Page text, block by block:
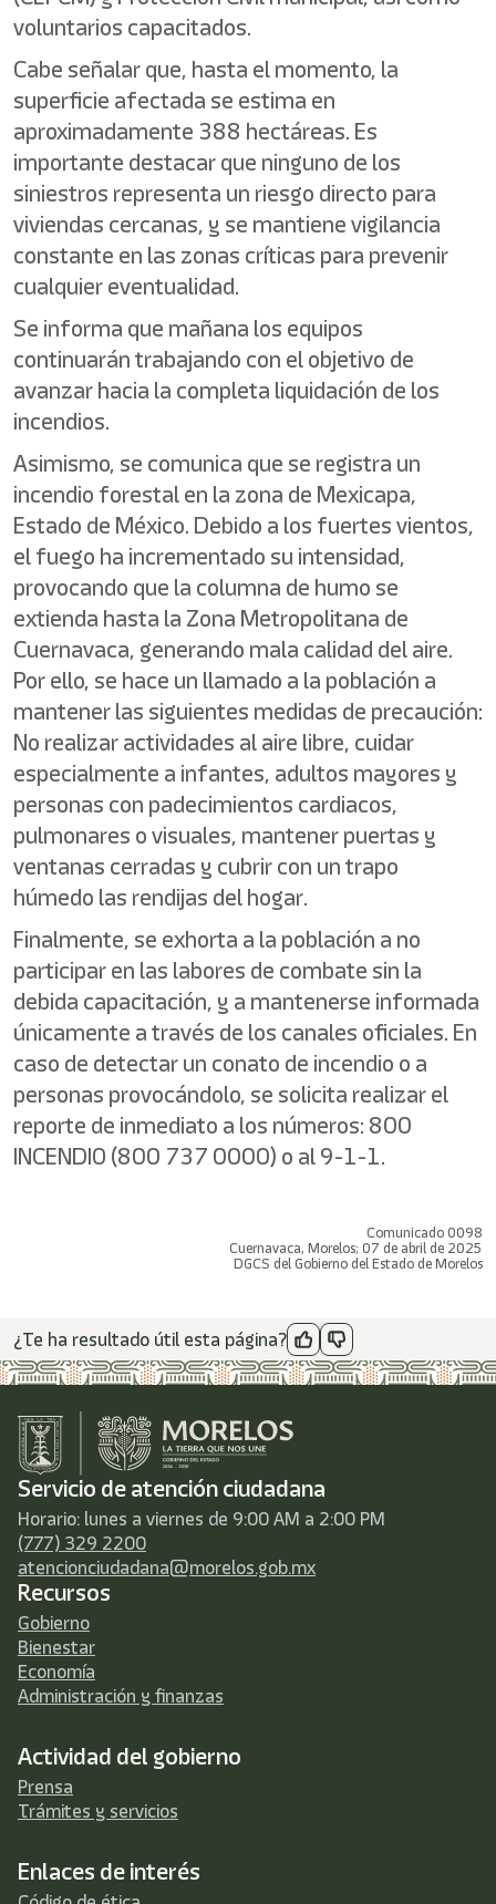
voluntarios capacitados.
Cabe señalar que, hasta el momento, la
superficie afectada se estima en
aproximadamente 388 hectáreas. Es
importante destacar que ninguno de los
siniestros representa un riesgo directo para
viviendas cercanas, y se mantiene vigilancia
constante en las zonas críticas para prevenir
cualquier eventualidad.
Se informa que mañana los equipos
continuarán trabajando con el objetivo de
avanzar hacia la completa liquidación de los
incendios.
Asimismo, se comunica que se registra un
incendio forestal en la zona de Mexicapa,
Estado de México. Debido a los fuertes vientos,
el fuego ha incrementado su intensidad,
provocando que la columna de humo se
extienda hasta la Zona Metropolitana de
Cuernavaca, generando mala calidad del aire.
Por ello, se hace un llamado a la población a
mantener las siguientes medidas de precaución:
No realizar actividades al aire libre, cuidar
especialmente a infantes, adultos mayores y
personas con padecimientos cardiacos,
pulmonares o visuales, mantener puertas y
ventanas cerradas y cubrir con un trapo
húmedo las rendijas del hogar.
Finalmente, se exhorta a la población a no
participar en las labores de combate sin la
debida capacitación, y a mantenerse informada
únicamente a través de los canales oficiales. En
caso de detectar un conato de incendio o a
personas provocándolo, se solicita realizar el
reporte de inmediato a los números: 800
INCENDIO (800 737 0000) o al 9-1-1.
Comunicado 0098
Cuernavaca, Morelos; 07 de abril de 2025
DGCS del Gobierno del Estado de Morelos
¿Te ha resultado útil esta página?
Servicio de atención ciudadana
Horario: lunes a viernes de 9:00 AM a 2:00 PM
(777) 329 2200
atencionciudadana@morelos.gob.mx
Recursos
Gobierno
Bienestar
Economía
Administración y finanzas
Actividad del gobierno
Prensa
Trámites y servicios
Enlaces de interés